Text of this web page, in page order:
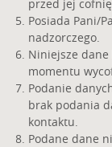
przed jej
Posiada Pani/
nadzorczego.
Niniejsze
momentu
Podanie
brak podania
kontaktu.
Podane dane